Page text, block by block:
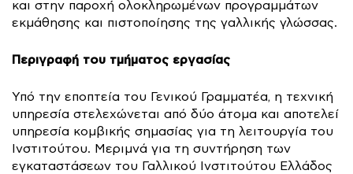
και στην παροχή ολοκληρωμένων προγραμμάτων
εκμάθησης και πιστοποίησης της γαλλικής γλώσσας.
Περιγραφή του τμήματος εργασίας
Υπό την εποπτεία του Γενικού Γραμματέα, η τεχνική
υπηρεσία στελεχώνεται από δύο άτομα και αποτελεί
υπηρεσία κομβικής σημασίας για τη λειτουργία του
Ινστιτούτου. Μεριμνά για τη συντήρηση των
εγκαταστάσεων του Γαλλικού Ινστιτούτου Ελλάδος